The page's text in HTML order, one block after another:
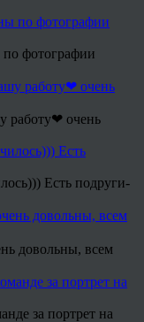
по фотографии
работу❤ очень
Есть подруги-
довольны, всем
за портрет на